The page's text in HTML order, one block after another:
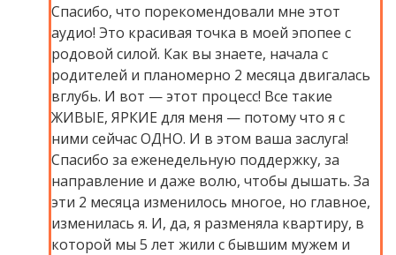
Спасибо, что порекомендовали мне этот
аудио! Это красивая точка в моей эпопее с
родовой силой. Как вы знаете, начала с
родителей и планомерно 2 месяца двигалась
вглубь. И вот — этот процесс! Все такие
ЖИВЫЕ, ЯРКИЕ для меня — потому что я с
ними сейчас ОДНО. И в этом ваша заслуга!
Спасибо за еженедельную поддержку, за
направление и даже волю, чтобы дышать. За
эти 2 месяца изменилось многое, но главное,
изменилась я. И, да, я разменяла квартиру, в
которой мы 5 лет жили с бывшим мужем и